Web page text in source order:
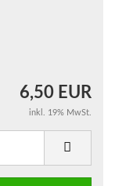
6,50 EUR
inkl. 19% MwSt.